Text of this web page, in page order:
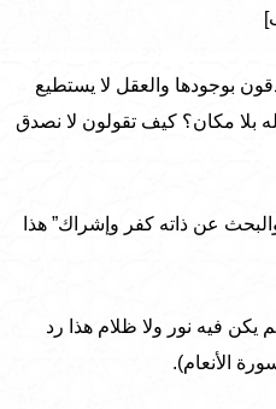
بوجودها والعقل لا يستطيع
بلا مكان؟ كيف تقولون لا نصدق
عن ذاته كفر وإشراك” هذا
فيه نور ولا ظلام هذا رد
الأنعام).